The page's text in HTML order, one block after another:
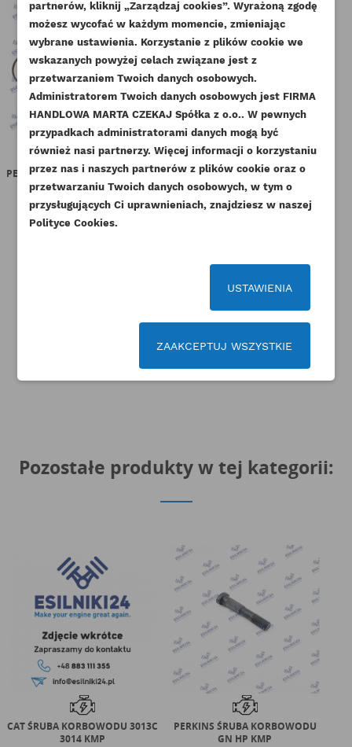
DODAJ DO LISTY ŻYCZEŃ
add_circle_outline Stwórz nową listę życzeń
UTWÓRZ LISTĘ ŻYCZEŃ
NAZWA LISTY ŻYCZEŃ
Anuluj Utwórz listę życzeń
ZALOGUJ SIĘ
Musisz być zalogowany by zapisać produkty na
swojej liście życzeń.
Anuluj Zaloguj się
PERKINS PIERŚCIENIE TŁOKOWE
100MM ORYGINAŁ
Indeks4181A033-ORG
Dostępny
PERKINS CZUJNIK
TEMPERATURY ORYGINAŁ
Indeks2848A121-ORG
Pozostałe produkty w tej kategorii:
CAT ŚRUBA KORBOWODU 3013C
3014 KMP
PERKINS ŚRUBA KORBOWODU
GN HP KMP
partnerów, kliknij „Zarządzaj cookies”. Wyrażoną zgodę
możesz wycofać w każdym momencie, zmieniając
wybrane ustawienia. Korzystanie z plików cookie we
wskazanych powyżej celach związane jest z
przetwarzaniem Twoich danych osobowych.
Administratorem Twoich danych osobowych jest FIRMA
HANDLOWA MARTA CZEKAJ Spółka z o.o.. W pewnych
przypadkach administratorami danych mogą być
również nasi partnerzy. Więcej informacji o korzystaniu
przez nas i naszych partnerów z plików cookie oraz o
przetwarzaniu Twoich danych osobowych, w tym o
przysługujących Ci uprawnieniach, znajdziesz w naszej
Polityce Cookies.
USTAWIENIA
ZAAKCEPTUJ WSZYSTKIE